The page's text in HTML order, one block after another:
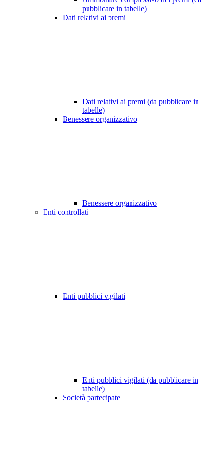
pubblicare in tabelle)
Dati relativi ai premi
Dati relativi ai premi (da pubblicare in
tabelle)
Benessere organizzativo
Benessere organizzativo
Enti controllati
Enti pubblici vigilati
Enti pubblici vigilati (da pubblicare in
tabelle)
Società partecipate